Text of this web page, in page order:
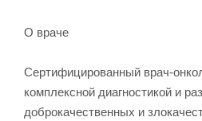
О враче
Сертифицированный врач-
комплексной диагностикой и
доброкачественных и